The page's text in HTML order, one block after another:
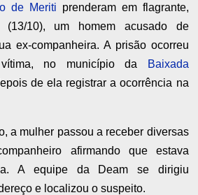
de Meriti prenderam em flagrante,
(13/10), um homem acusado de
ex-companheira. A prisão ocorreu
no município da
Baixada
de ela registrar a ocorrência na
a mulher passou a receber diversas
afirmando que estava
A equipe da Deam se dirigiu
e localizou o suspeito.